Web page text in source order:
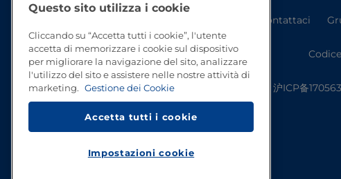
Contattaci
沪ICP备
Questo sito utilizza i cookie
Cliccando su “Accetta tutti i cookie”, l'utente
accetta di memorizzare i cookie sul dispositivo
per migliorare la navigazione del sito, analizzare
l'utilizzo del sito e assistere nelle nostre attività di
marketing. Gestione dei Cookie
Accetta tutti i cookie
Impostazioni cookie